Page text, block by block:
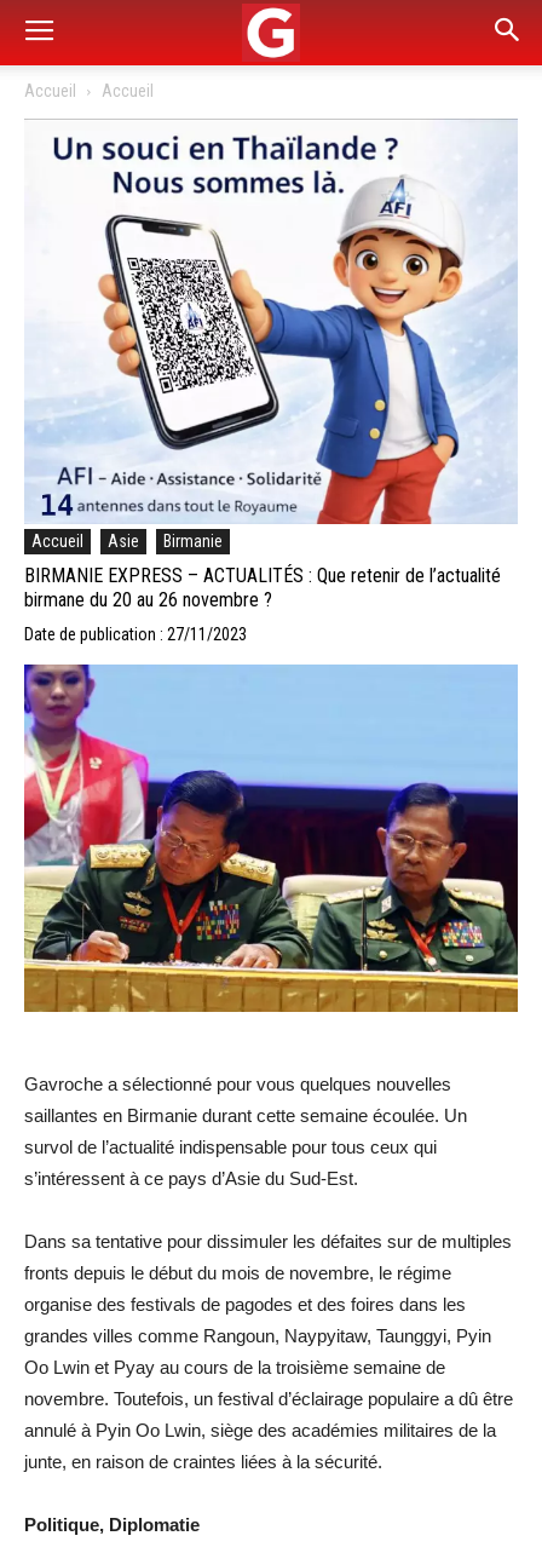
Accueil Accueil
Accueil Asie Birmanie
BIRMANIE EXPRESS – ACTUALITÉS : Que retenir de l’actualité
birmane du 20 au 26 novembre ?
Date de publication : 27/11/2023
Gavroche a sélectionné pour vous quelques nouvelles
saillantes en Birmanie durant cette semaine écoulée. Un
survol de l’actualité indispensable pour tous ceux qui
s’intéressent à ce pays d’Asie du Sud-Est.
Dans sa tentative pour dissimuler les défaites sur de multiples
fronts depuis le début du mois de novembre, le régime
organise des festivals de pagodes et des foires dans les
grandes villes comme Rangoun, Naypyitaw, Taunggyi, Pyin
Oo Lwin et Pyay au cours de la troisième semaine de
novembre. Toutefois, un festival d’éclairage populaire a dû être
annulé à Pyin Oo Lwin, siège des académies militaires de la
junte, en raison de craintes liées à la sécurité.
Politique, Diplomatie